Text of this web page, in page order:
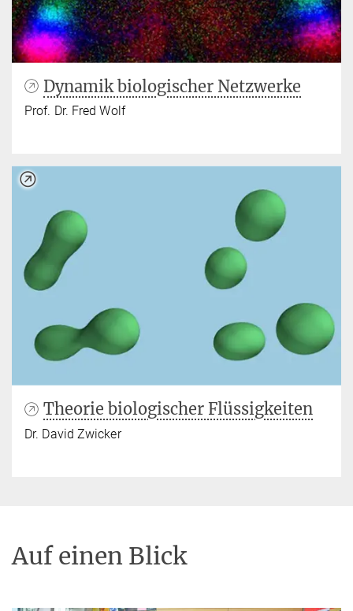
Dynamik biologischer Netzwerke
Prof. Dr. Fred Wolf
Theorie biologischer Flüssigkeiten
Dr. David Zwicker
Auf einen Blick